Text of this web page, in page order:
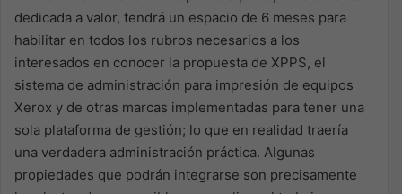
dedicada a valor, tendrá un espacio de 6 meses para
habilitar en todos los rubros necesarios a los
interesados en conocer la propuesta de XPPS, el
sistema de administración para impresión de equipos
Xerox y de otras marcas implementadas para tener una
sola plataforma de gestión; lo que en realidad traería
una verdadera administración práctica. Algunas
propiedades que podrán integrarse son precisamente